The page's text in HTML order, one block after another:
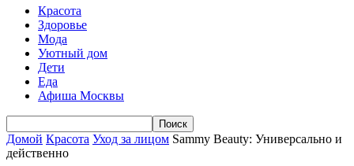
Красота
Здоровье
Мода
Уютный дом
Дети
Еда
Афиша Москвы
Домой Красота Уход за лицом Sammy Beauty: Универсально и
действенно